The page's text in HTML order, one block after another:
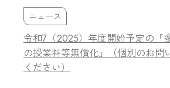
ニュース
令和7（2025）年度開始予定の「
の授業料等無償化」（個別のお問
ください）